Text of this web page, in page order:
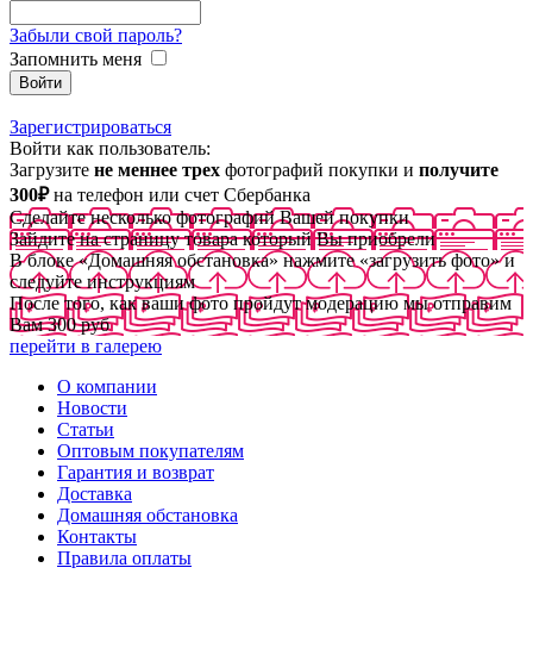
Забыли свой пароль?
Запомнить меня
Зарегистрироваться
Войти как пользователь:
Загрузите не меннее трех фотографий покупки и получите
300₽на телефон или счет Сбербанка
Сделайте несколько фотографий Вашей покупки
Зайдите на страницу товара который Вы приобрели
В блоке «Домашняя обстановка» нажмите «загрузить фото» и
следуйте инструкциям
После того, как ваши фото пройдут модерацию мы отправим
Вам 300 руб
перейти в галерею
О компании
Новости
Статьи
Оптовым покупателям
Гарантия и возврат
Доставка
Домашняя обстановка
Контакты
Правила оплаты